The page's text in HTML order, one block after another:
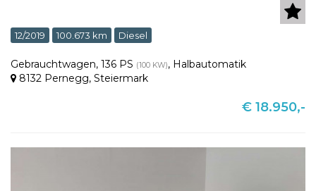
12/2019 100.673 km Diesel
Gebrauchtwagen, 136 PS (100 KW), Halbautomatik
8132 Pernegg, Steiermark
€ 18.950,-